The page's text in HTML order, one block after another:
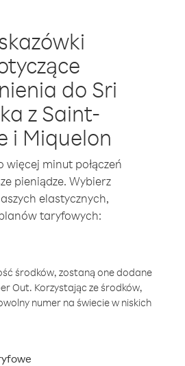
do Sri
z Saint-
i Miquelon
więcej minut połączeń
pieniądze. Wybierz
elastycznych,
taryfowych:
środków, zostaną one dodane
Out. Korzystając ze środków,
numer na świecie w niskich